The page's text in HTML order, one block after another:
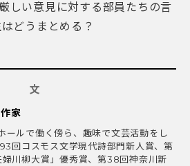
しい意見に対する部員たちの言
どうまとめる？
文
家
ールで働く傍ら、趣味で文芸活動をし
回コスモス文学現代詩部門新人賞、第
川柳大賞」優秀賞、第38回神奈川新